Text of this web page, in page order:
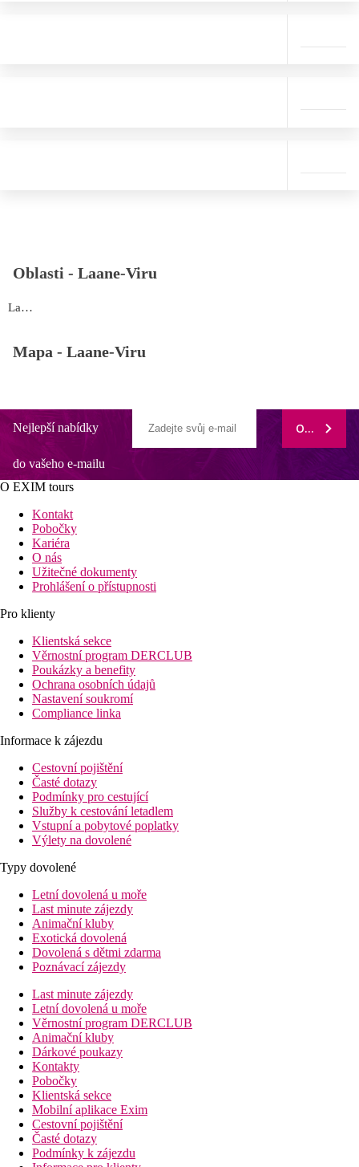
Oblasti - Laane-Viru
Laane-Viru
Mapa - Laane-Viru
Nejlepší nabídky
do vašeho e-mailu
ODEBÍRAT
O EXIM tours
Kontakt
Pobočky
Kariéra
O nás
Užitečné dokumenty
Prohlášení o přístupnosti
Pro klienty
Klientská sekce
Věrnostní program DERCLUB
Poukázky a benefity
Ochrana osobních údajů
Nastavení soukromí
Compliance linka
Informace k zájezdu
Cestovní pojištění
Časté dotazy
Podmínky pro cestující
Služby k cestování letadlem
Vstupní a pobytové poplatky
Výlety na dovolené
Typy dovolené
Letní dovolená u moře
Last minute zájezdy
Animační kluby
Exotická dovolená
Dovolená s dětmi zdarma
Poznávací zájezdy
Last minute zájezdy
Letní dovolená u moře
Věrnostní program DERCLUB
Animační kluby
Dárkové poukazy
Kontakty
Pobočky
Klientská sekce
Mobilní aplikace Exim
Cestovní pojištění
Časté dotazy
Podmínky k zájezdu